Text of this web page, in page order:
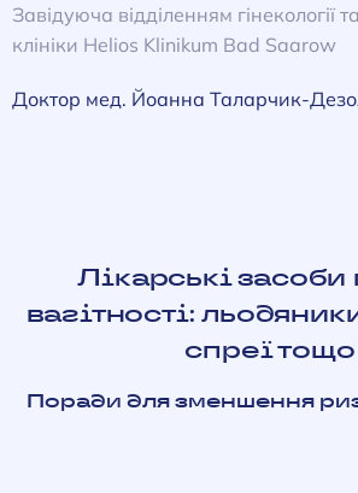
Завідуюча відділенням гінекології
клініки Helios Klinikum Bad Saarow
Доктор мед. Йоанна Таларчик-
Лікарські засоби
вагітності:
спреї тощо
Поради для зменшення